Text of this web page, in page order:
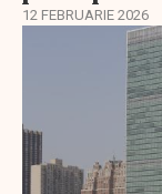
12 FEBRUARIE 2026